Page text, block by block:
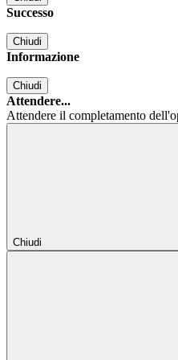
Successo
Chiudi
Informazione
Chiudi
Attendere...
Attendere il completamento
Chiudi